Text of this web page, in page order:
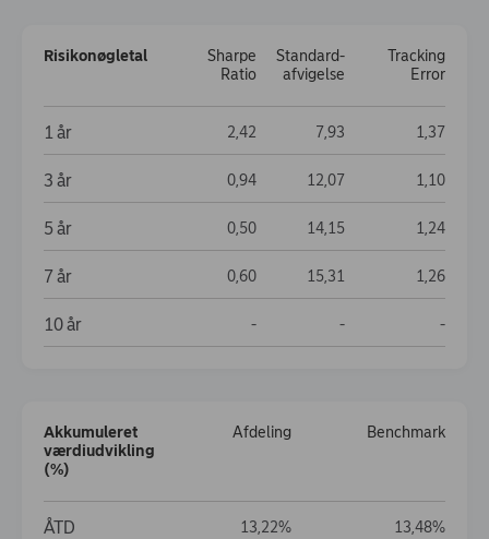
Risiko­nøgletal
Sharpe
Ratio
Standard­
afvigelse
Tracking
Error
1 år 2,42 7,93 1,37
3 år 0,94 12,07 1,10
5 år 0,50 14,15 1,24
7 år 0,60 15,31 1,26
10 år Data not available
- Data not available
- Data
-
Akkumuleret
værdiudvikling
(%)
Afdeling Benchmark
ÅTD 13,22% 13,48%